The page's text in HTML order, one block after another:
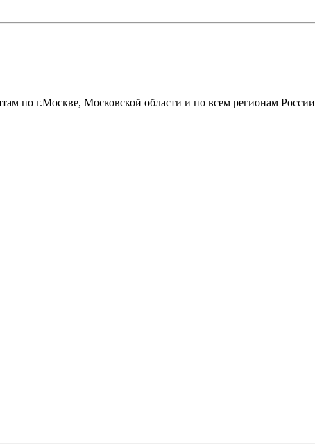
по г.Москве, Московской области и по всем регионам России